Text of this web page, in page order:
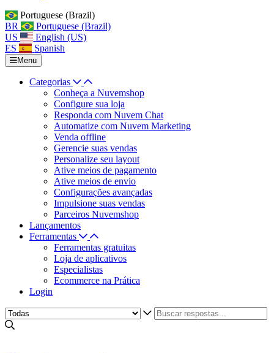
Portuguese (Brazil)
BR
Portuguese (Brazil)
US
English (US)
ES
Spanish
Menu
Categorias
Conheça a Nuvemshop
Configure sua loja
Responda com Nuvem Chat
Automatize com Nuvem Marketing
Venda offline
Gerencie suas vendas
Personalize seu layout
Ative meios de pagamento
Ative meios de envio
Configurações avançadas
Impulsione suas vendas
Parceiros Nuvemshop
Lançamentos
Ferramentas
Ferramentas gratuitas
Loja de aplicativos
Especialistas
Ecommerce na Prática
Login